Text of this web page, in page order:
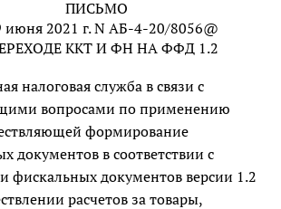
ПИСЬМО
июня 2021 г. N АБ-4-20/8056@
ККТ И ФН НА ФФД 1.2
налоговая служба в связи с
вопросами по применению
формирование
документов в соответствии с
фискальных документов версии 1.2
расчетов за товары,